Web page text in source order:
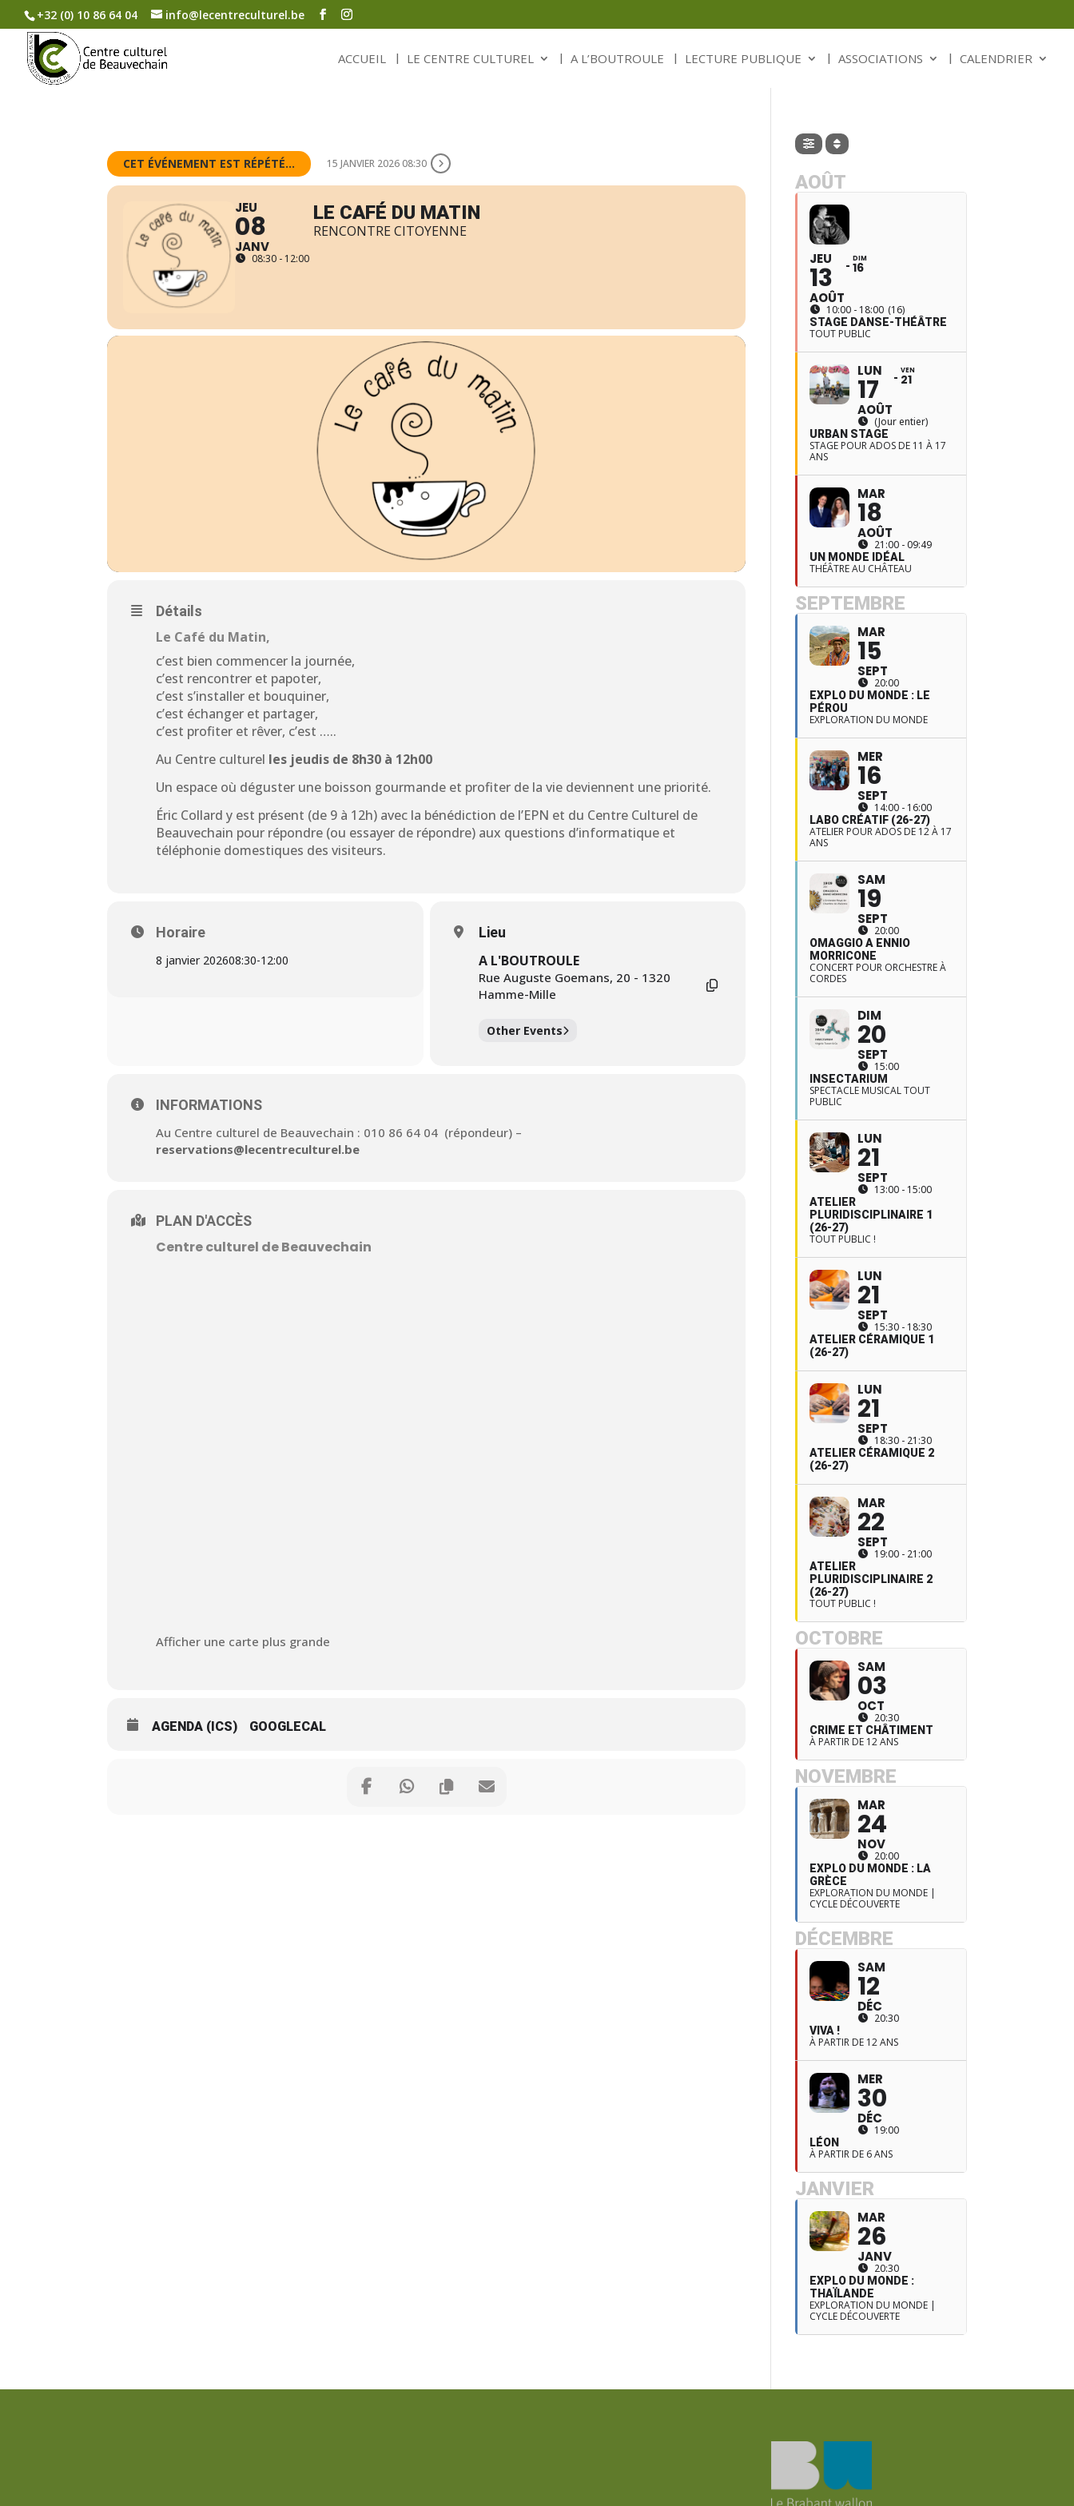
+32 (0) 10 86 64 04 info@lecentreculturel.be
ACCUEIL LE CENTRE CULTUREL A L’BOUTROULE LECTURE PUBLIQUE ASSOCIATIONS CALENDRIER
CET ÉVÉNEMENT EST RÉPÉTÉ... 15 JANVIER 2026 08:30
JEU
08
JANV
08:30 - 12:00
LE CAFÉ DU MATIN
RENCONTRE CITOYENNE
Détails
Le Café du Matin,
c’est bien commencer la journée,
c’est rencontrer et papoter,
c’est s’installer et bouquiner,
c’est échanger et partager,
c’est profiter et rêver, c’est …..
Au Centre culturel les jeudis de 8h30 à 12h00
Un espace où déguster une boisson gourmande et profiter de la vie deviennent une priorité.
Éric Collard y est présent (de 9 à 12h) avec la bénédiction de l’EPN et du Centre Culturel de
Beauvechain pour répondre (ou essayer de répondre) aux questions d’informatique et
téléphonie domestiques des visiteurs.
Horaire
8 janvier 202608:30-12:00
Lieu
A L'BOUTROULE
Rue Auguste Goemans, 20 - 1320
Hamme-Mille
Other Events
INFORMATIONS
Au Centre culturel de Beauvechain : 010 86 64 04 (répondeur) –
reservations@lecentreculturel.be
PLAN D'ACCÈS
Centre culturel de Beauvechain
Afficher une carte plus grande
AGENDA (ICS) GOOGLECAL
AOÛT
JEU
13
AOÛT
DIM
16
10:00 - 18:00 (16)
STAGE DANSE-THÉÂTRE
TOUT PUBLIC
LUN
17
AOÛT
VEN
21
(Jour entier)
URBAN STAGE
STAGE POUR ADOS DE 11 À 17
ANS
MAR
18
AOÛT
21:00 - 09:49
UN MONDE IDÉAL
THÉÂTRE AU CHÂTEAU
SEPTEMBRE
MAR
15
SEPT
20:00
EXPLO DU MONDE : LE
PÉROU
EXPLORATION DU MONDE
MER
16
SEPT
14:00 - 16:00
LABO CRÉATIF (26-27)
ATELIER POUR ADOS DE 12 À 17
ANS
SAM
19
SEPT
20:00
OMAGGIO A ENNIO
MORRICONE
CONCERT POUR ORCHESTRE À
CORDES
DIM
20
SEPT
15:00
INSECTARIUM
SPECTACLE MUSICAL TOUT
PUBLIC
LUN
21
SEPT
13:00 - 15:00
ATELIER
PLURIDISCIPLINAIRE 1
(26-27)
TOUT PUBLIC !
LUN
21
SEPT
15:30 - 18:30
ATELIER CÉRAMIQUE 1
(26-27)
LUN
21
SEPT
18:30 - 21:30
ATELIER CÉRAMIQUE 2
(26-27)
MAR
22
SEPT
19:00 - 21:00
ATELIER
PLURIDISCIPLINAIRE 2
(26-27)
TOUT PUBLIC !
OCTOBRE
SAM
03
OCT
20:30
CRIME ET CHÂTIMENT
À PARTIR DE 12 ANS
NOVEMBRE
MAR
24
NOV
20:00
EXPLO DU MONDE : LA
GRÈCE
EXPLORATION DU MONDE |
CYCLE DÉCOUVERTE
DÉCEMBRE
SAM
12
DÉC
20:30
VIVA !
À PARTIR DE 12 ANS
MER
30
DÉC
19:00
LÉON
À PARTIR DE 6 ANS
JANVIER
MAR
26
JANV
20:30
EXPLO DU MONDE :
THAÏLANDE
EXPLORATION DU MONDE |
CYCLE DÉCOUVERTE